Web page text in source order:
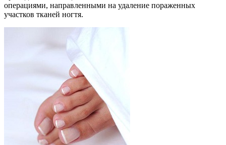
операциями, направленными на удаление пораженных
участков тканей ногтя.